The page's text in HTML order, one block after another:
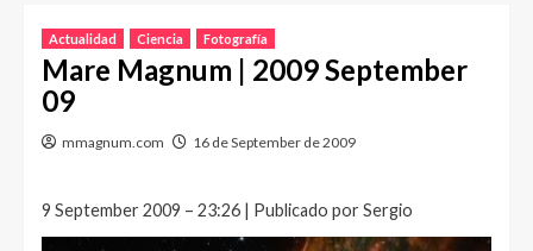
Actualidad Ciencia Fotografía
Mare Magnum | 2009 September
09
mmagnum.com 16 de September de 2009
9 September 2009 – 23:26 | Publicado por Sergio